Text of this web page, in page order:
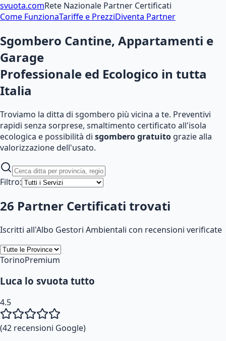
svuota.comRete Nazionale Partner Certificati
Come FunzionaTariffe e PrezziDiventa Partner
Sgombero Cantine, Appartamenti e
Garage
Professionale ed Ecologico in tutta
Italia
Troviamo la ditta di sgombero più vicina a te. Preventivi
rapidi senza sorprese, smaltimento certificato all'isola
ecologica e possibilità di sgombero gratuito grazie alla
valorizzazione dell'usato.
Filtro:
26 Partner Certificati trovati
Iscritti all'Albo Gestori Ambientali con recensioni verificate
TorinoPremium
Luca lo svuota tutto
4.5
(42 recensioni Google)